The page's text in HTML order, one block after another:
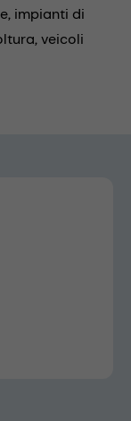
impianti di
veicoli